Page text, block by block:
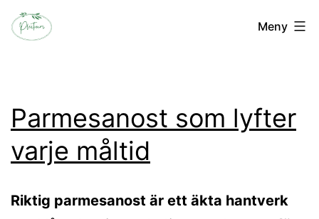
Hoppa
tillplectrum.seMeny
Parmesanost som lyfter
varje måltid
Riktig parmesanost är ett äkta hantverk